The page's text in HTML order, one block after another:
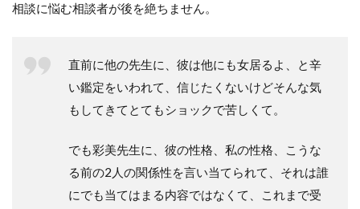
相談に悩む相談者が後を絶ちません。
直前に他の先生に、彼は他にも女居るよ、と辛
い鑑定をいわれて、信じたくないけどそんな気
もしてきてとてもショックで苦しくて。
でも彩美先生に、彼の性格、私の性格、こうな
る前の2人の関係性を言い当てられて、それは誰
にでも当てはまる内容ではなくて、これまで受